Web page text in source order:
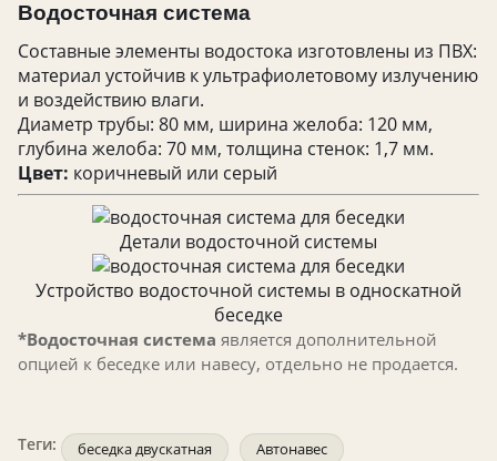
Водосточная система
Составные элементы водостока изготовлены из ПВХ:
материал устойчив к ультрафиолетовому излучению
и воздействию влаги.
Диаметр трубы: 80 мм, ширина желоба: 120 мм,
глубина желоба: 70 мм, толщина стенок: 1,7 мм.
Цвет: коричневый или серый
Детали водосточной системы
Устройство водосточной системы в односкатной
беседке
*Водосточная система является дополнительной
опцией к беседке или навесу, отдельно не продается.
Теги: беседка двускатная Автонавес